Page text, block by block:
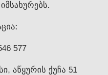
577
აწყურის ქუჩა 51